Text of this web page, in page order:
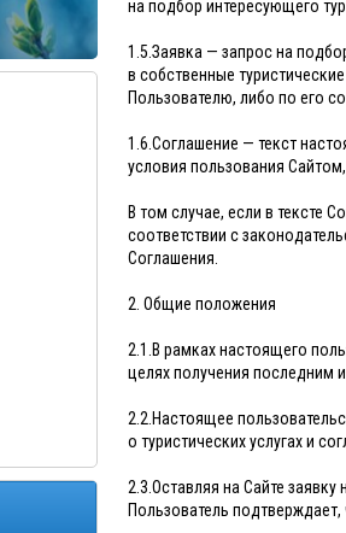
на подбор интересующего
1.5.Заявка — запрос на
в собственные
Пользователю, либо по его
1.6.Соглашение — текст
условия пользования
В том случае, если в тексте
соответствии с
Соглашения.
2. Общие положения
2.1.В рамках настоящего
целях получения последним
2.2.Настоящее
о туристических услугах и
2.3.Оставляя на Сайте
Пользователь